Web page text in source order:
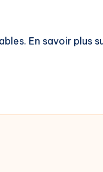
En savoir plus